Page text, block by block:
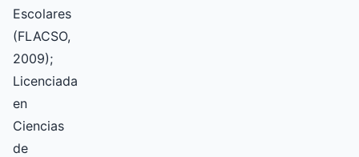
Escolares
(FLACSO,
2009);
Licenciada
en
Ciencias
de